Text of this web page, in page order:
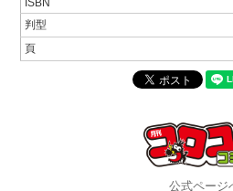
ISBN
判型
頁
公式ページ